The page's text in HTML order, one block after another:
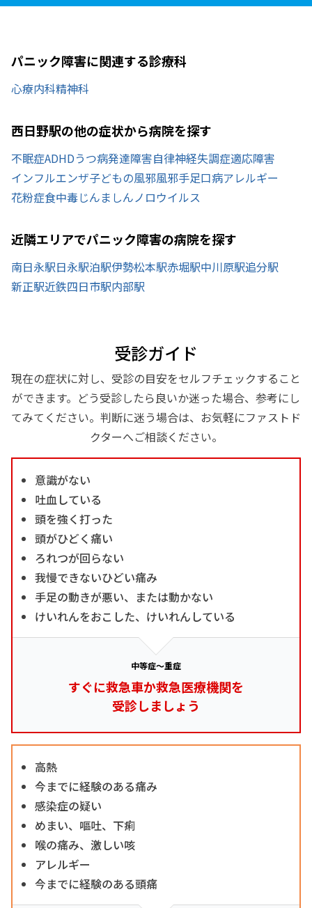
パニック障害に関連する診療科
心療内科精神科
西日野駅の他の症状から病院を探す
不眠症ADHDうつ病発達障害自律神経失調症適応障害
インフルエンザ子どもの風邪風邪手足口病アレルギー
花粉症食中毒じんましんノロウイルス
近隣エリアでパニック障害の病院を探す
南日永駅日永駅泊駅伊勢松本駅赤堀駅中川原駅追分駅
新正駅近鉄四日市駅内部駅
受診ガイド
現在の症状に対し、受診の目安をセルフチェックすること
ができます。どう受診したら良いか迷った場合、参考にし
てみてください。判断に迷う場合は、お気軽にファストド
クターへご相談ください。
意識がない
吐血している
頭を強く打った
頭がひどく痛い
ろれつが回らない
我慢できないひどい痛み
手足の動きが悪い、または動かない
けいれんをおこした、けいれんしている
中等症～重症
すぐに救急車か救急医療機関を
受診しましょう
高熱
今までに経験のある痛み
感染症の疑い
めまい、嘔吐、下痢
喉の痛み、激しい咳
アレルギー
今までに経験のある頭痛